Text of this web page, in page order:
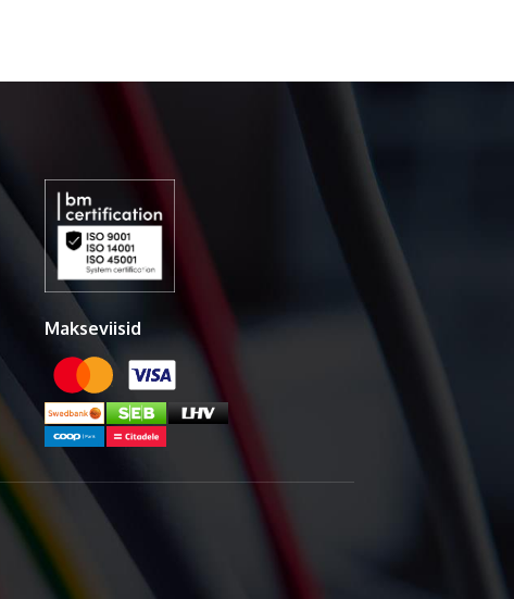
Makseviisid